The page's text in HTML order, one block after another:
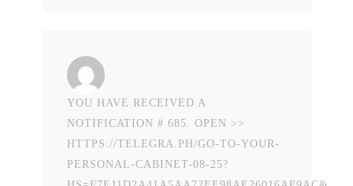
YOU HAVE RECEIVED A
NOTIFICATION # 685. OPEN >>
HTTPS://TELEGRA.PH/GO-TO-YOUR-
PERSONAL-CABINET-08-25?